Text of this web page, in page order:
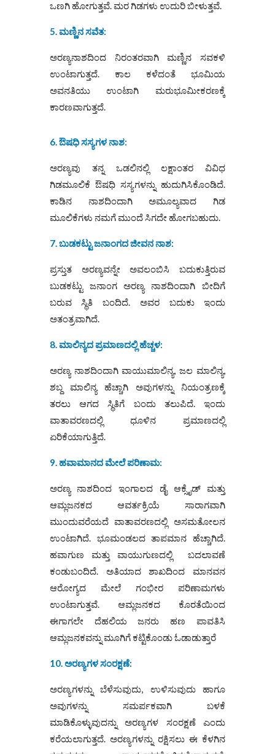
ಒಣಗಿ ಹೋಗುತ್ತವೆ. ಮರ ಗಿಡಗಳು ಉದುರಿ ಬೀಳುತ್ತವೆ.
5. ಮಣ್ಣಿನ ಸವೆತ:
ಅರಣ್ಯನಾಶದಿಂದ ನಿರಂತರವಾಗಿ ಮಣ್ಣಿನ ಸವಕಳಿ
ಉಂಟಾಗುತ್ತದೆ. ಕಾಲ ಕಳೆದಂತೆ ಭೂಮಿಯ
ಅವನತಿಯು ಉಂಟಾಗಿ ಮರುಭೂಮೀಕರಣಕ್ಕೆ
ಕಾರಣವಾಗುತ್ತದೆ.
6. ಔಷಧಿ ಸಸ್ಯಗಳ ನಾಶ:
ಅರಣ್ಯವು ತನ್ನ ಒಡಲಿನಲ್ಲಿ ಲಕ್ಷಾಂತರ ವಿವಿಧ
ಗಿಡಮೂಲಿಕೆ ಔಷಧಿ ಸಸ್ಯಗಳನ್ನು ಹುದುಗಿಸಿಕೊಂಡಿದೆ.
ಕಾಡಿನ ನಾಶದಿಂದಾಗಿ ಅಮೂಲ್ಯವಾದ ಗಿಡ
ಮೂಲಿಕೆಗಳು ನಮಗೆ ಮುಂದೆ ಸಿಗದೇ ಹೋಗಬಹುದು.
7. ಬುಡಕಟ್ಟು ಜನಾಂಗದ ಜೀವನ ನಾಶ:
ಪ್ರಸ್ತುತ ಅರಣ್ಯವನ್ನೇ ಅವಲಂಬಿಸಿ ಬದುಕುತ್ತಿರುವ
ಬುಡಕಟ್ಟು ಜನಾಂಗ ಅರಣ್ಯ ನಾಶದಿಂದಾಗಿ ಬೀದಿಗೆ
ಬರುವ ಸ್ಥಿತಿ ಬಂದಿದೆ. ಅವರ ಬದುಕು ಇಂದು
ಅತಂತ್ರವಾಗಿದೆ.
8. ಮಾಲಿನ್ಯದ ಪ್ರಮಾಣದಲ್ಲಿ ಹೆಚ್ಚಳ:
ಅರಣ್ಯ ನಾಶದಿಂದಾಗಿ ವಾಯುಮಾಲಿನ್ಯ, ಜಲ ಮಾಲಿನ್ಯ,
ಶಬ್ದ ಮಾಲಿನ್ಯ ಹೆಚ್ಚಾಗಿ ಅವುಗಳನ್ನು ನಿಯಂತ್ರಣಕ್ಕೆ
ತರಲು ಆಗದ ಸ್ಥಿತಿಗೆ ಬಂದು ತಲುಪಿದೆ. ಇಂದು
ವಾತಾವರಣದಲ್ಲಿ ಧೂಳಿನ ಪ್ರಮಾಣದಲ್ಲಿ
ಏರಿಕೆಯಾಗುತ್ತಿದೆ.
9. ಹವಾಮಾನದ ಮೇಲೆ ಪರಿಣಾಮ:
ಅರಣ್ಯ ನಾಶದಿಂದ ಇಂಗಾಲದ ಡೈ ಆಕ್ಸೈಡ್ ಮತ್ತು
ಆಮ್ಲಜನಕದ ಆವರ್ತಕ್ರಿಯೆ ಸಾರಾಗವಾಗಿ
ಮುಂದುವರೆಯದೆ ವಾತಾವರಣದಲ್ಲಿ ಅಸಮತೋಲನ
ಉಂಟಾಗಿದೆ. ಭೂಮಂಡಲದ ತಾಪಮಾನ ಹೆಚ್ಚಾಗಿದೆ.
ಹವಾಗುಣ ಮತ್ತು ವಾಯುಗುಣದಲ್ಲಿ ಬದಲಾವಣೆ
ಕಂಡುಬಂದಿದೆ. ಅತಿಯಾದ ಶಾಖದಿಂದ ಮಾನವನ
ಆರೋಗ್ಯದ ಮೇಲೆ ಗಂಭೀರ ಪರಿಣಾಮಗಳು
ಉಂಟಾಗುತ್ತವೆ. ಆಮ್ಲಜನಕದ ಕೊರತೆಯಿಂದ
ಈಗಾಗಲೇ ದೆಹಲಿಯ ಜನರು ಹಣ ಪಾವತಿಸಿ
ಆಮ್ಲಜನಕವನ್ನು ಮೂಗಿಗೆ ಕಟ್ಟಿಕೊಂಡು ಓಡಾಡುತ್ತಾರೆ
10. ಅರಣ್ಯಗಳ ಸಂರಕ್ಷಣೆ:
ಅರಣ್ಯಗಳನ್ನು ಬೆಳೆಸುವುದು, ಉಳಿಸುವುದು ಹಾಗೂ
ಅವುಗಳನ್ನು ಸಮರ್ಪಕವಾಗಿ ಬಳಕೆ
ಮಾಡಿಕೊಳ್ಳುವುದನ್ನು ಅರಣ್ಯಗಳ ಸಂರಕ್ಷಣೆ ಎಂದು
ಕರೆಯಲಾಗುತ್ತದೆ. ಅರಣ್ಯಗಳನ್ನು ರಕ್ಷಿಸಲು ಈ ಕೆಳಗಿನ